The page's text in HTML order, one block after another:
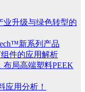
业升级与绿色转型的
新系列产品
件的应用解析
局高端塑料PEEK
应用分析！